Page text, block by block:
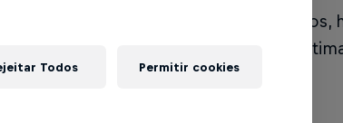
todos os torneios, incluindo ingressos,
dos jogadores e todas as
Todos Permitir cookies